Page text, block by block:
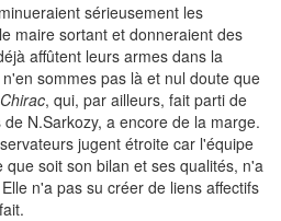
sérieusement les
maire sortant et donneraient des
affûtent leurs armes dans la
sommes pas là et nul doute que
, qui, par ailleurs, fait parti de
N.Sarkozy, a encore de la marge.
jugent étroite car l'équipe
que soit son bilan et ses qualités, n'a
n'a pas su créer de liens affectifs